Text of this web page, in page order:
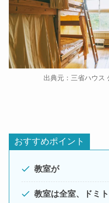
出典元：三省ハウス
おすすめポイント
教室が
教室は全室、ドミ